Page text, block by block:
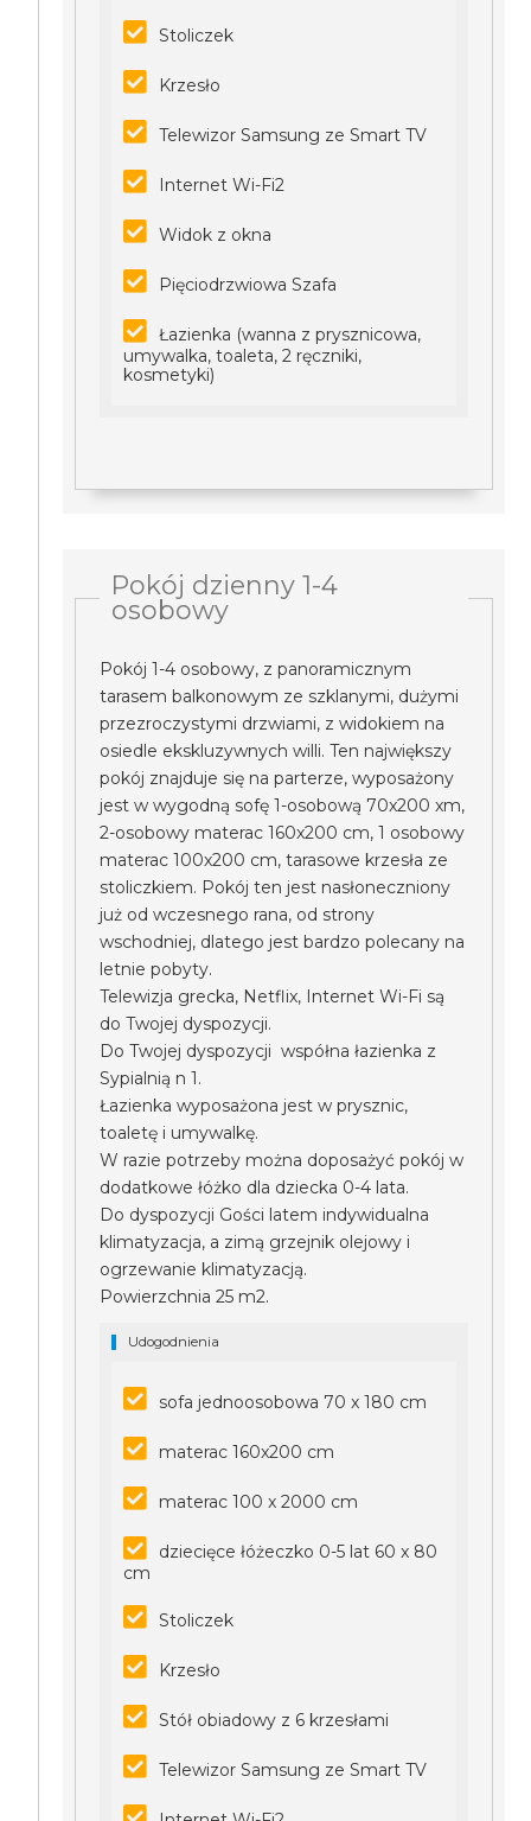
Stoliczek
Krzesło
Telewizor Samsung ze Smart TV
Internet Wi-Fi2
Widok z okna
Pięciodrzwiowa Szafa
Łazienka (wanna z prysznicowa,
umywalka, toaleta, 2 ręczniki,
kosmetyki)
Pokój dzienny 1-4
osobowy
Pokój 1-4 osobowy, z panoramicznym
tarasem balkonowym ze szklanymi, dużymi
przezroczystymi drzwiami, z widokiem na
osiedle ekskluzywnych willi. Ten największy
pokój znajduje się na parterze, wyposażony
jest w wygodną sofę 1-osobową 70x200 xm,
2-osobowy materac 160x200 cm, 1 osobowy
materac 100x200 cm, tarasowe krzesła ze
stoliczkiem. Pokój ten jest nasłoneczniony
już od wczesnego rana, od strony
wschodniej, dlatego jest bardzo polecany na
letnie pobyty.
Telewizja grecka, Netflix, Internet Wi-Fi są
do Twojej dyspozycji.
Do Twojej dyspozycji współna łazienka z
Sypialnią n 1.
Łazienka wyposażona jest w prysznic,
toaletę i umywalkę.
W razie potrzeby można doposażyć pokój w
dodatkowe łóżko dla dziecka 0-4 lata.
Do dyspozycji Gości latem indywidualna
klimatyzacja, a zimą grzejnik olejowy i
ogrzewanie klimatyzacją.
Powierzchnia 25 m2.
Udogodnienia
sofa jednoosobowa 70 x 180 cm
materac 160x200 cm
materac 100 x 2000 cm
dziecięce łóżeczko 0-5 lat 60 x 80
cm
Stoliczek
Krzesło
Stół obiadowy z 6 krzesłami
Telewizor Samsung ze Smart TV